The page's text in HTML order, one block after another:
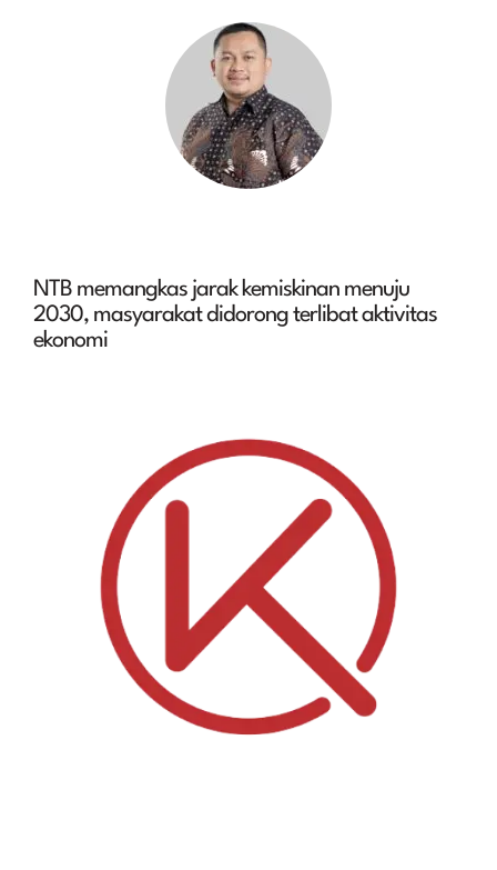
NTB memangkas jarak kemiskinan menuju
2030, masyarakat didorong terlibat aktivitas
ekonomi